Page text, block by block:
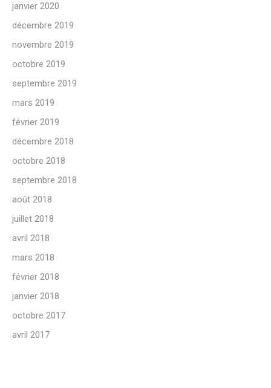
janvier 2020
décembre 2019
novembre 2019
octobre 2019
septembre 2019
mars 2019
février 2019
décembre 2018
octobre 2018
septembre 2018
août 2018
juillet 2018
avril 2018
mars 2018
février 2018
janvier 2018
octobre 2017
avril 2017